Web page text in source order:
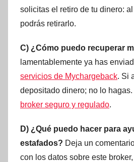
solicitas el retiro de tu dinero:
podrás retirarlo.
C) ¿Cómo puedo recuperar
lamentablemente ya has
servicios de Mychargeback. Si
depositado dinero; no lo
broker seguro y regulado.
D) ¿Qué puedo hacer para
estafados? Deja un
con los datos sobre este